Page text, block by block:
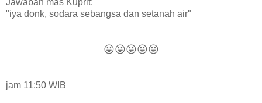
Jawaban mas Kuprit:
"iya donk, sodara sebangsa dan setanah air"
😛😛😛😛😛
jam 11:50 WIB